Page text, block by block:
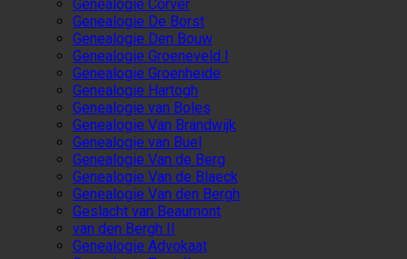
Genealogie Corver
Genealogie De Borst
Genealogie Den Bouw
Genealogie Groeneveld I
Genealogie Groenheide
Genealogie Hartogh
Genealogie van Boles
Genealogie Van Brandwijk
Genealogie van Buel
Genealogie Van de Berg
Genealogie Van de Blaeck
Genealogie Van den Bergh
Geslacht van Beaumont
van den Bergh II
Genealogie Advokaat